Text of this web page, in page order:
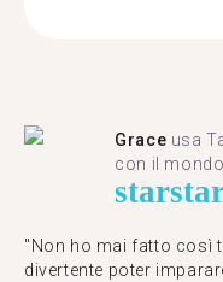
Grace usa
con il mondo.
star
"Non ho mai fatto così
divertente poter